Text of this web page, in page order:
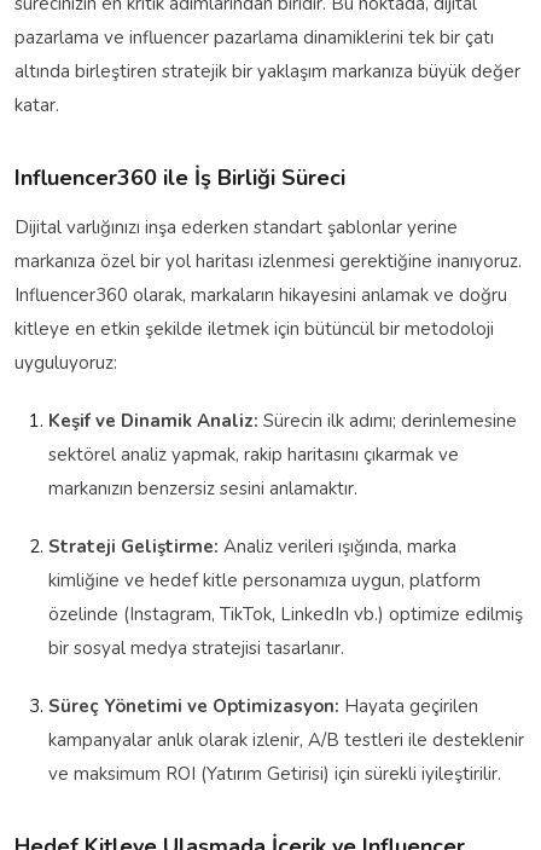
pazarlama ve influencer pazarlama dinamiklerini tek bir çatı
altında birleştiren stratejik bir yaklaşım markanıza büyük değer
katar.
Influencer360 ile İş Birliği Süreci
Dijital varlığınızı inşa ederken standart şablonlar yerine
markanıza özel bir yol haritası izlenmesi gerektiğine inanıyoruz.
Influencer360 olarak, markaların hikayesini anlamak ve doğru
kitleye en etkin şekilde iletmek için bütüncül bir metodoloji
uyguluyoruz:
Keşif ve Dinamik Analiz: Sürecin ilk adımı; derinlemesine
sektörel analiz yapmak, rakip haritasını çıkarmak ve
markanızın benzersiz sesini anlamaktır.
Strateji Geliştirme: Analiz verileri ışığında, marka
kimliğine ve hedef kitle personamıza uygun, platform
özelinde (Instagram, TikTok, LinkedIn vb.) optimize edilmiş
bir sosyal medya stratejisi tasarlanır.
Süreç Yönetimi ve Optimizasyon: Hayata geçirilen
kampanyalar anlık olarak izlenir, A/B testleri ile desteklenir
ve maksimum ROI (Yatırım Getirisi) için sürekli iyileştirilir.